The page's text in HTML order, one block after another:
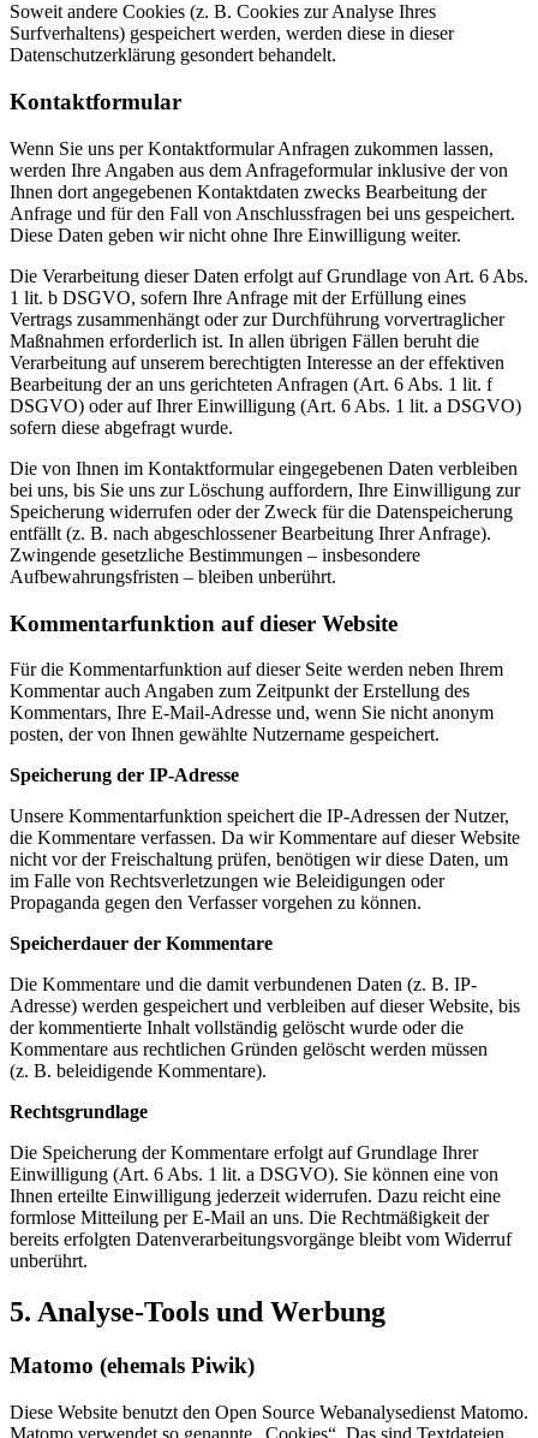
Soweit andere Cookies (z. B. Cookies zur Analyse Ihres
Surfverhaltens) gespeichert werden, werden diese in dieser
Datenschutzerklärung gesondert behandelt.
Kontaktformular
Wenn Sie uns per Kontaktformular Anfragen zukommen lassen,
werden Ihre Angaben aus dem Anfrageformular inklusive der von
Ihnen dort angegebenen Kontaktdaten zwecks Bearbeitung der
Anfrage und für den Fall von Anschlussfragen bei uns gespeichert.
Diese Daten geben wir nicht ohne Ihre Einwilligung weiter.
Die Verarbeitung dieser Daten erfolgt auf Grundlage von Art. 6 Abs.
1 lit. b DSGVO, sofern Ihre Anfrage mit der Erfüllung eines
Vertrags zusammenhängt oder zur Durchführung vorvertraglicher
Maßnahmen erforderlich ist. In allen übrigen Fällen beruht die
Verarbeitung auf unserem berechtigten Interesse an der effektiven
Bearbeitung der an uns gerichteten Anfragen (Art. 6 Abs. 1 lit. f
DSGVO) oder auf Ihrer Einwilligung (Art. 6 Abs. 1 lit. a DSGVO)
sofern diese abgefragt wurde.
Die von Ihnen im Kontaktformular eingegebenen Daten verbleiben
bei uns, bis Sie uns zur Löschung auffordern, Ihre Einwilligung zur
Speicherung widerrufen oder der Zweck für die Datenspeicherung
entfällt (z. B. nach abgeschlossener Bearbeitung Ihrer Anfrage).
Zwingende gesetzliche Bestimmungen – insbesondere
Aufbewahrungsfristen – bleiben unberührt.
Kommentarfunktion auf dieser Website
Für die Kommentarfunktion auf dieser Seite werden neben Ihrem
Kommentar auch Angaben zum Zeitpunkt der Erstellung des
Kommentars, Ihre E-Mail-Adresse und, wenn Sie nicht anonym
posten, der von Ihnen gewählte Nutzername gespeichert.
Speicherung der IP-Adresse
Unsere Kommentarfunktion speichert die IP-Adressen der Nutzer,
die Kommentare verfassen. Da wir Kommentare auf dieser Website
nicht vor der Freischaltung prüfen, benötigen wir diese Daten, um
im Falle von Rechtsverletzungen wie Beleidigungen oder
Propaganda gegen den Verfasser vorgehen zu können.
Speicherdauer der Kommentare
Die Kommentare und die damit verbundenen Daten (z. B. IP-
Adresse) werden gespeichert und verbleiben auf dieser Website, bis
der kommentierte Inhalt vollständig gelöscht wurde oder die
Kommentare aus rechtlichen Gründen gelöscht werden müssen
(z. B. beleidigende Kommentare).
Rechtsgrundlage
Die Speicherung der Kommentare erfolgt auf Grundlage Ihrer
Einwilligung (Art. 6 Abs. 1 lit. a DSGVO). Sie können eine von
Ihnen erteilte Einwilligung jederzeit widerrufen. Dazu reicht eine
formlose Mitteilung per E-Mail an uns. Die Rechtmäßigkeit der
bereits erfolgten Datenverarbeitungsvorgänge bleibt vom Widerruf
unberührt.
5. Analyse-Tools und Werbung
Matomo (ehemals Piwik)
Diese Website benutzt den Open Source Webanalysedienst Matomo.
Matomo verwendet so genannte „Cookies“. Das sind Textdateien,